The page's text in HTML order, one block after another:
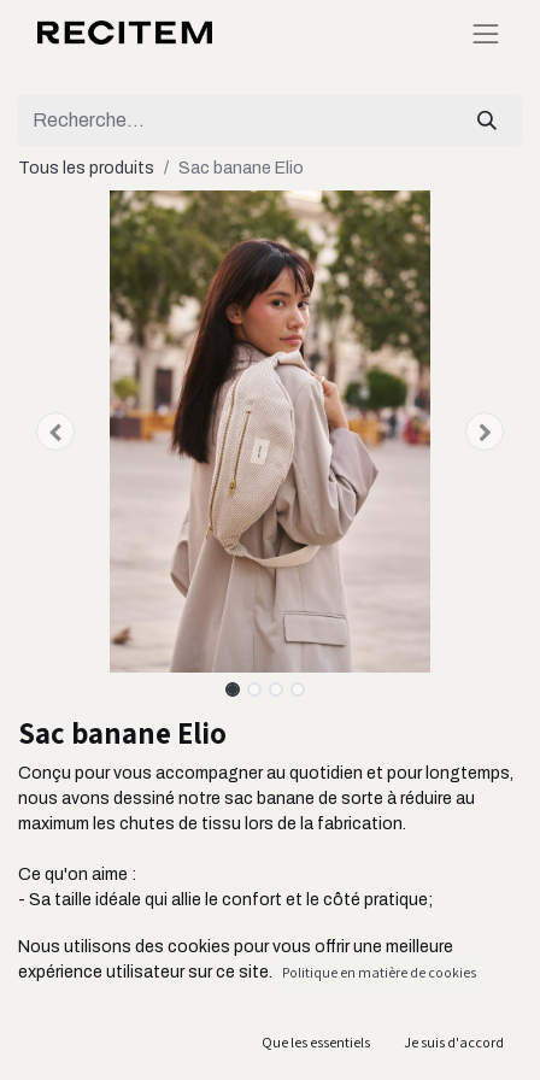
Tous les produits Sac banane Elio
Sac banane Elio
Conçu pour vous accompagner au quotidien et pour longtemps,
nous avons dessiné notre sac banane de sorte à réduire au
maximum les chutes de tissu lors de la fabrication.
Ce qu'on aime :
- Sa taille idéale qui allie le confort et le côté pratique;
- Sa poche plaquée située à l'avant pour ranger vos clés, votre
carte de transport ou vos écouteurs;
- Sa fabrication au Portugal et en circuit court acheminé en
Nous utilisons des cookies pour vous offrir une meilleure
expérience utilisateur sur ce site.
Politique en matière de cookies
Que les essentiels Je suis d'accord